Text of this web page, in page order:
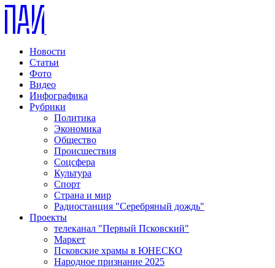
Новости
Статьи
Фото
Видео
Инфографика
Рубрики
Политика
Экономика
Общество
Происшествия
Соцсфера
Культура
Спорт
Страна и мир
Радиостанция "Серебряный дождь"
Проекты
телеканал "Первый Псковский"
Маркет
Псковские храмы в ЮНЕСКО
Народное признание 2025